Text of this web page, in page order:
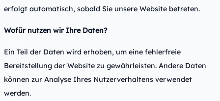
erfolgt automatisch, sobald Sie unsere Website betreten.
Wofür nutzen wir Ihre Daten?
Ein Teil der Daten wird erhoben, um eine fehlerfreie
Bereitstellung der Website zu gewährleisten. Andere Daten
können zur Analyse Ihres Nutzerverhaltens verwendet
werden.